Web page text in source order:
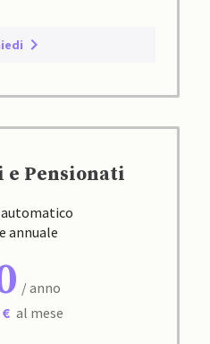
e Pensionati
annuale
/ anno
al mese